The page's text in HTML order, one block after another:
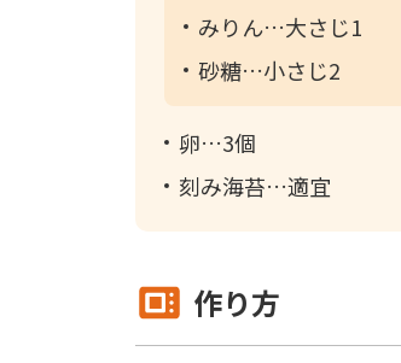
みりん
大さじ1
砂糖
小さじ2
卵
3個
刻み海苔
適宜
作り方